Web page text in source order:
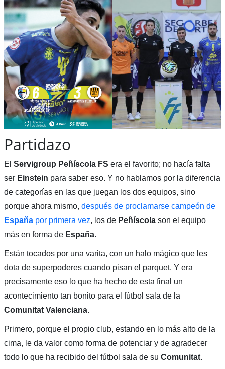
Partidazo
El Servigroup Peñíscola FS era el favorito; no hacía falta
ser Einstein para saber eso. Y no hablamos por la diferencia
de categorías en las que juegan los dos equipos, sino
porque ahora mismo, después de proclamarse campeón de
Españapor primera vez, los de Peñíscolason el equipo
más en forma de España.
Están tocados por una varita, con un halo mágico que les
dota de superpoderes cuando pisan el parquet. Y era
precisamente eso lo que ha hecho de esta final un
acontecimiento tan bonito para el fútbol sala de la
Comunitat Valenciana.
Primero, porque el propio club, estando en lo más alto de la
cima, le da valor como forma de potenciar y de agradecer
todo lo que ha recibido del fútbol sala de su Comunitat.